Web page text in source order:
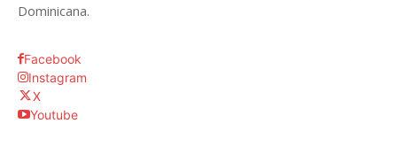
Dominicana.
Facebook
Instagram
X
Youtube